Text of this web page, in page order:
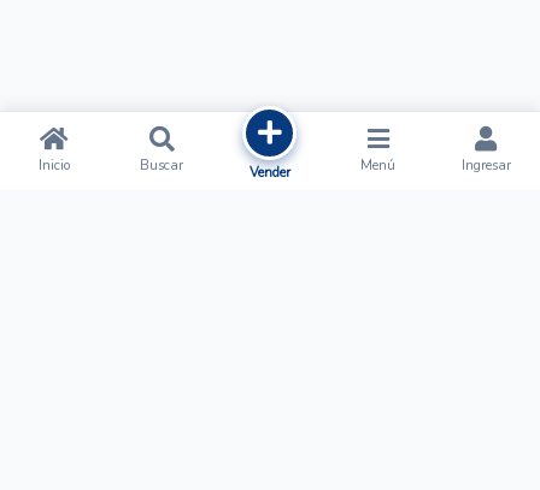
Inicio Buscar Vender Menú Ingresar